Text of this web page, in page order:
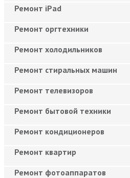
Ремонт iPad
Ремонт оргтехники
Ремонт холодильников
Ремонт стиральных машин
Ремонт телевизоров
Ремонт бытовой техники
Ремонт кондиционеров
Ремонт квартир
Ремонт фотоаппаратов